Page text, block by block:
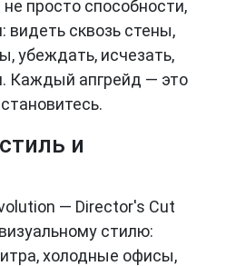
просто способности,
видеть сквозь стены,
убеждать, исчезать,
Каждый апгрейд — это
и
— Director's Cut
стилю:
холодные офисы,